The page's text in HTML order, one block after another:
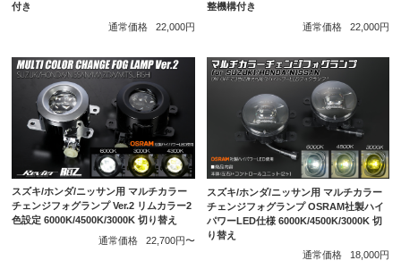
付き
通常価格
22,000円
整機構付き
通常価格
22,000円
スズキ/ホンダ/ニッサン用 マルチカラー
チェンジフォグランプ Ver.2 リムカラー2
色設定 6000K/4500K/3000K 切り替え
通常価格
22,700円〜
スズキ/ホンダ/ニッサン用 マルチカラー
チェンジフォグランプ OSRAM社製ハイ
パワーLED仕様 6000K/4500K/3000K 切
り替え
通常価格
18,000円